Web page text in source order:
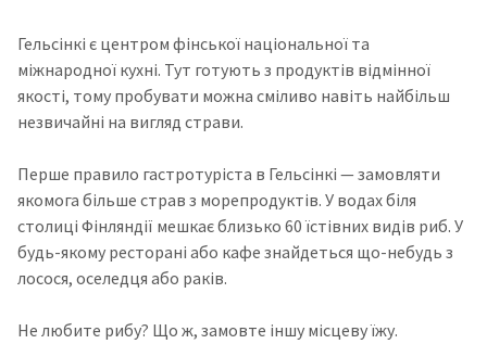
Гельсінкі є центром фінської національної та
міжнародної кухні. Тут готують з продуктів відмінної
якості, тому пробувати можна сміливо навіть найбільш
незвичайні на вигляд страви.
Перше правило гастротуріста в Гельсінкі — замовляти
якомога більше страв з морепродуктів. У водах біля
столиці Фінляндії мешкає близько 60 їстівних видів риб. У
будь-якому ресторані або кафе знайдеться що-небудь з
лосося, оселедця або раків.
Не любите рибу? Що ж, замовте іншу місцеву їжу.